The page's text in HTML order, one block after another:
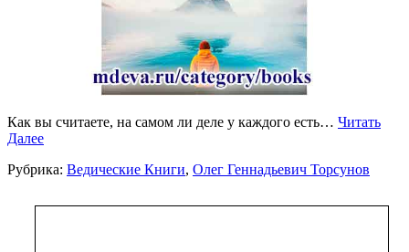
Как вы считаете, на самом ли деле у каждого есть… Читать
Далее
Рубрика: Ведические Книги, Олег Геннадьевич Торсунов